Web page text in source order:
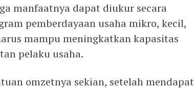
manfaatnya dapat diukur secara
pemberdayaan usaha mikro, kecil,
mampu meningkatkan kapasitas
pelaku usaha.
omzetnya sekian, setelah mendapat